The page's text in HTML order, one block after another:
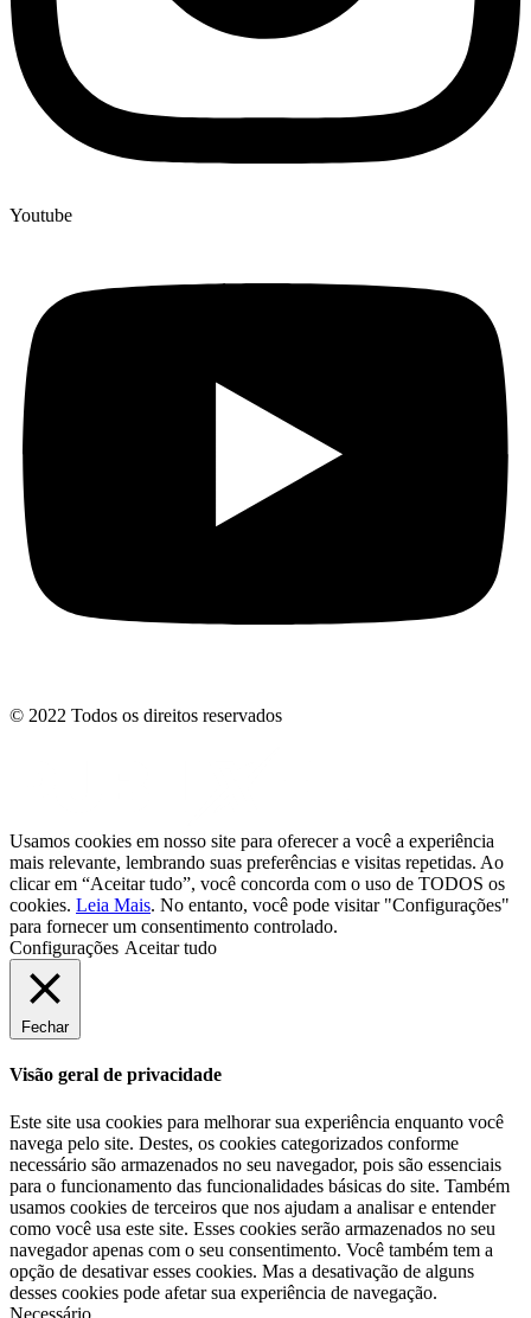
Youtube
© 2022 Todos os direitos reservados
Usamos cookies em nosso site para oferecer a você a experiência
mais relevante, lembrando suas preferências e visitas repetidas. Ao
clicar em “Aceitar tudo”, você concorda com o uso de TODOS os
cookies. Leia Mais. No entanto, você pode visitar "Configurações"
para fornecer um consentimento controlado.
Configurações Aceitar tudo
Fechar
Visão geral de privacidade
Este site usa cookies para melhorar sua experiência enquanto você
navega pelo site. Destes, os cookies categorizados conforme
necessário são armazenados no seu navegador, pois são essenciais
para o funcionamento das funcionalidades básicas do site. Também
usamos cookies de terceiros que nos ajudam a analisar e entender
como você usa este site. Esses cookies serão armazenados no seu
navegador apenas com o seu consentimento. Você também tem a
opção de desativar esses cookies. Mas a desativação de alguns
desses cookies pode afetar sua experiência de navegação.
Necessário